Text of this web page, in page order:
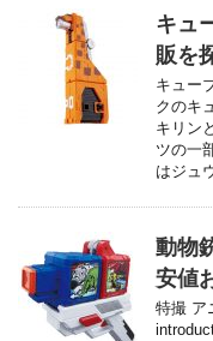
キュ
販を
キュー
クのキ
キリン
ツの一
はジュ
動物
安値
特撮 ア